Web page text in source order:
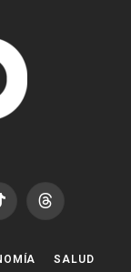
Threads
SALUD